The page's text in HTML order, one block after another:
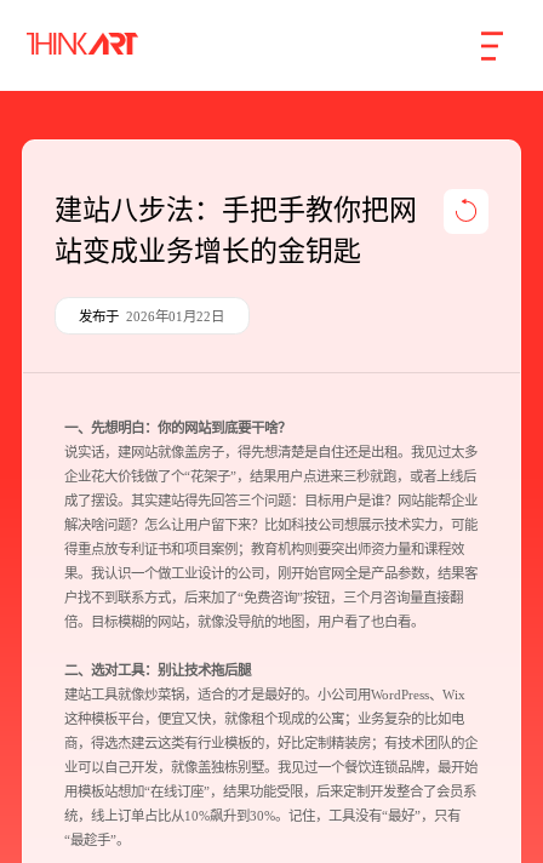
企业网站建设
数字产品研发
外贸独立站
建站八步法：手把手教你把网
站变成业务增长的金钥匙
发布于 2026年01月22日
一、先想明白：你的网站到底要干啥？
说实话，建网站就像盖房子，得先想清楚是自住还是出租。我见过太多
企业花大价钱做了个“花架子”，结果用户点进来三秒就跑，或者上线后
成了摆设。其实建站得先回答三个问题：目标用户是谁？网站能帮企业
解决啥问题？怎么让用户留下来？比如科技公司想展示技术实力，可能
得重点放专利证书和项目案例；教育机构则要突出师资力量和课程效
果。我认识一个做工业设计的公司，刚开始官网全是产品参数，结果客
户找不到联系方式，后来加了“免费咨询”按钮，三个月咨询量直接翻
倍。目标模糊的网站，就像没导航的地图，用户看了也白看。
二、选对工具：别让技术拖后腿
建站工具就像炒菜锅，适合的才是最好的。小公司用WordPress、Wix
这种模板平台，便宜又快，就像租个现成的公寓；业务复杂的比如电
商，得选杰建云这类有行业模板的，好比定制精装房；有技术团队的企
业可以自己开发，就像盖独栋别墅。我见过一个餐饮连锁品牌，最开始
用模板站想加“在线订座”，结果功能受限，后来定制开发整合了会员系
统，线上订单占比从10%飙升到30%。记住，工具没有“最好”，只有
“最趁手”。